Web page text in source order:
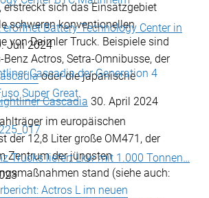
, erstreckt sich das Einsatzgebiet
schweren konventionellen
von Daimler Truck. Beispiele sind
Benz Actros, Setra-Omnibusse, der
oder die japanische
Super Great.
im europäischen
der 12,8 Liter große OM471, der
Zentrum der jüngsten
stand (siehe auch:
Actros L im neuen
eröffnet Battery Technology Center in
Juli 2024
Cascadia 30. April 2024
Trucks liefert Lkw mit 1.000 Tonnen…